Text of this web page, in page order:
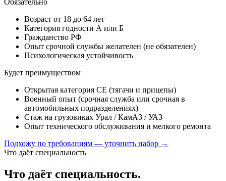
Возраст от 18 до 64 лет
Категория годности А или Б
Гражданство РФ
Опыт срочной службы желателен (не обязателен)
Психологическая устойчивость
Будет преимуществом
Открытая категория CE (тягачи и прицепы)
Военный опыт (срочная служба или срочная в
автомобильных подразделениях)
Стаж на грузовиках Урал / КамАЗ / УАЗ
Опыт технического обслуживания и мелкого ремонта
Подхожу по требованиям — уточнить набор →
Что даёт специальность
Что даёт специальность.